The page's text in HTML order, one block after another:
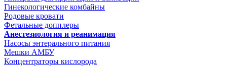
Гинекологические комбайны
Родовые кровати
Фетальные допплеры
Анестезиология и реанимация
Насосы энтерального питания
Мешки АМБУ
Концентраторы кислорода